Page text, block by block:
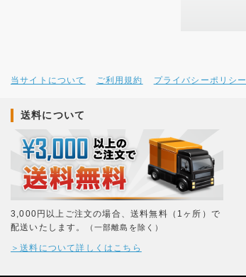
当サイトについて ご利用規約 プライバシーポリシー
送料について
3,000円以上ご注文の場合、送料無料（1ヶ所）で
配送いたします。
（一部離島を除く）
＞送料について詳しくはこちら